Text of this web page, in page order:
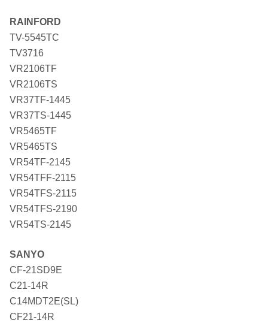
RAINFORD
TV-5545TC
TV3716
VR2106TF
VR2106TS
VR37TF-1445
VR37TS-1445
VR5465TF
VR5465TS
VR54TF-2145
VR54TFF-2115
VR54TFS-2115
VR54TFS-2190
VR54TS-2145
SANYO
CF-21SD9E
C21-14R
C14MDT2E(SL)
CF21-14R